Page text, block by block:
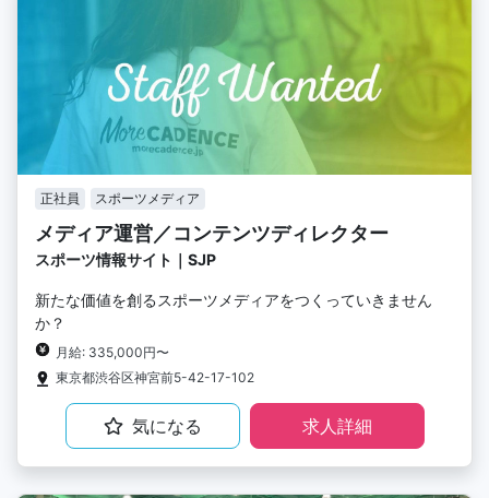
正社員 スポーツメディア
メディア運営／コンテンツディレクター
スポーツ情報サイト｜SJP
新たな価値を創るスポーツメディアをつくっていきません
か？
月給: 335,000円〜
東京都渋谷区神宮前5-42-17-102
気になる 求人詳細